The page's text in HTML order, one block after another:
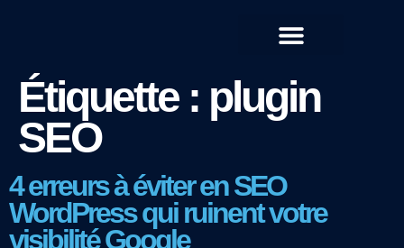
Étiquette : plugin
SEO
4 erreurs à éviter en SEO
WordPress qui ruinent votre
visibilité Google